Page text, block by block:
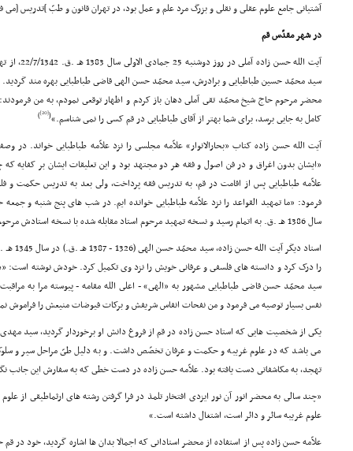
آشتیانى جامع علوم عقلى و نقلى و بزرگ مرد علم و عمل بود، در تهران قانون و طبّ ]تدریس [مى
در شهر مقدّس قم
آیت الله حسن زاده آملى در روز دوشنبه 25 جمادى الاولى سال 1383 هـ .ق. 22/7/1342، از تهران به قم رفت
سید محمّد حسین طباطبایى و برادرش، سید محمّد حسن الهى قاضى طباطبایى بهره مند گردید.
محضر مرحوم حاج شیخ محمّد تقى آملى دهان باز کردم و اظهار توقعى نمودم، به من فرمودند:
کامل به جایى برسد، براى شما بهتر از آقاى طباطبایى در قم کسى را نمى شناسم.»(
[20]
)
آیت الله حسن زاده کتاب «بحارالانوار» علاّمه مجلسى را نزد علاّمه طباطبایى خواند.
«ایشان بدون اغراق و در فن اصول و فقه هر دو مجتهد بود و این تعلیقات ایشان بر
علاّمه طباطبایى پس از اقامت در قم، به تدریس فقه پرداخت، ولى بعد به تدریس حکمت و
فرمود: «ما تمهید القواعد را نزد علاّمه طباطبایى خوانده ایم. در شب هاى پنج شنبه و
سال 1386 هـ .ق. به اتمام رسید و نسخه تمهید مرحوم استاد مقابله شده با نسخه استادش مرحوم بادکوبه اى بود.»
استاد
را درک کرد و دانسته هاى فلسفى و عرفانى خویش را نزد وى تکمیل کرد. خودش نوشته است: «در
سید محمّد حسن قاضى طباطبایى مشهور به «الهى» - اعلى الله مقامه - پیوسته مرا به
نفس بسیار توصیه مى فرمود و من نفحات انفاس شریفش و برکات فیوضات منیعش را فراموش
یکى از شخصیت هایى که استاد حسن زاده در قم از فروغ دانش او برخوردار گردید، سید مهدى
مى باشد که در علوم غریبه و حکمت و عرفان تخصّص داشت. و به دلیل طىّ مراحل سیر و
تهجد، به مکاشفاتى دست یافته بود. علاّمه حسن زاده در دست خطى که به سفارش این جانب
«چند سالى به محضر انور آن نور ایزدى افتخار تلمذ در فرا گرفتن رشته هاى ارثماطیقى از
علوم غریبه سائر و دائر است، اشتغال داشته است.»
علاّمه حسن زاده پس از استفاده از محضر استادانى که اجمالا بدان ها اشاره گردید، خود